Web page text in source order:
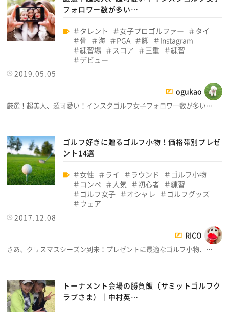
フォロワー数が多い…
タレント 女子プロゴルファー
タイ
骨
海 PGA 脚
Instagram
練習場
スコア 三重
練習
デビュー
2019.05.05
ogukao
厳選！超美人、超可愛い！インスタゴルフ女子フォロワー数が多い…
ゴルフ好きに贈るゴルフ小物！価格帯別プレゼ
ント14選
女性 ライ ラウンド
ゴルフ小物
コンペ
人気 初心者
練習
ゴルフ女子
オシャレ
ゴルフグッズ
ウェア
2017.12.08
RICO
さあ、クリスマスシーズン到来！プレゼントに最適なゴルフ小物、…
トーナメント会場の勝負飯（サミットゴルフク
ラブさま）│中村英…